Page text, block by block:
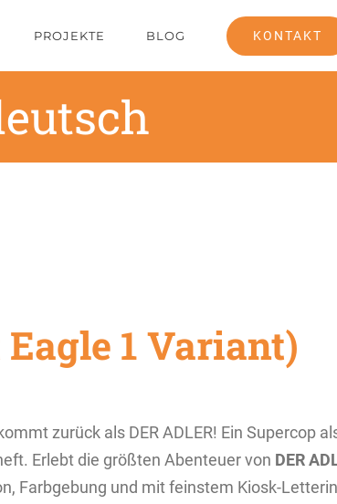
PROJEKTE BLOG KONTAKT
1 Variant)
zurück als DER ADLER! Ein Supercop
Erlebt die größten Abenteuer von DER
Farbgebung und mit feinstem Kiosk-